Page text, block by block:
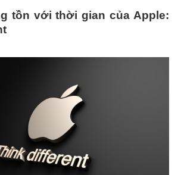
tồn với thời gian của Apple: